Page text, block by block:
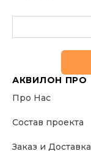
АКВИЛОН ПРО
Про Нас
Состав проекта
Заказ и Доставка